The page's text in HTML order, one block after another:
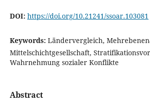
DOI: https://doi.org/10.21241/ssoar.103081
Keywords: Ländervergleich,
Mittelschichtgesellschaft,
Wahrnehmung sozialer Konflikte
Abstract